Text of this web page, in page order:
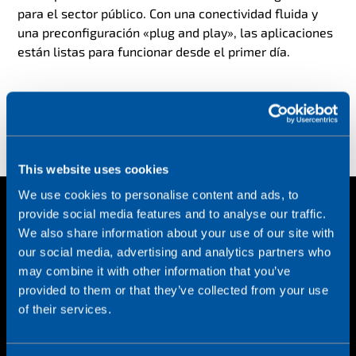
This website uses cookies
We use cookies to personalise content and ads, to
provide social media features and to analyse our traffic.
We also share information about your use of our site with
our social media, advertising and analytics partners who
may combine it with other information that you’ve
provided to them or that they’ve collected from your use
of their services.
para el sector público. Con una conectividad fluida y
una preconfiguración «plug and play», las aplicaciones
están listas para funcionar desde el primer día.